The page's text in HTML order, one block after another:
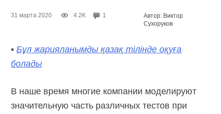
31 марта 2020 4.2K 1
Автор: Виктор
Сухоруков
•Бұл жарияланымды қазақ тілінде оқуға
болады
В наше время многие компании моделируют
значительную часть различных тестов при